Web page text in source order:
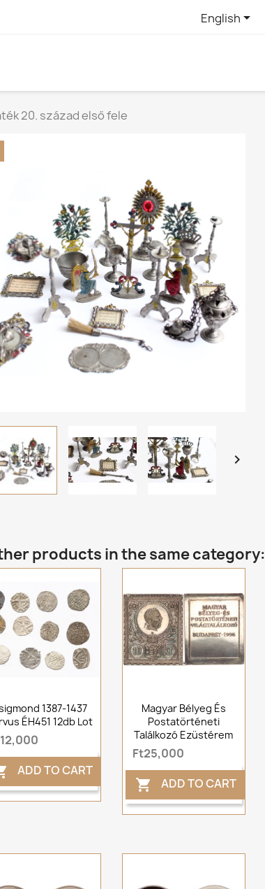
English
20. század első fele

products in the same category:
1387-1437
ÉH451 12db Lot
ADD TO CART
Magyar Bélyeg És
Postatörténeti
Találkozó Ezüstérem
Ft25,000
 ADD TO CART